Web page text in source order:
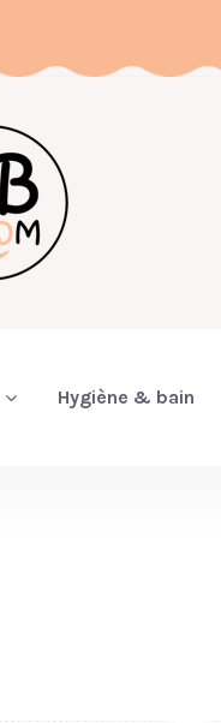
Hygiène & bain